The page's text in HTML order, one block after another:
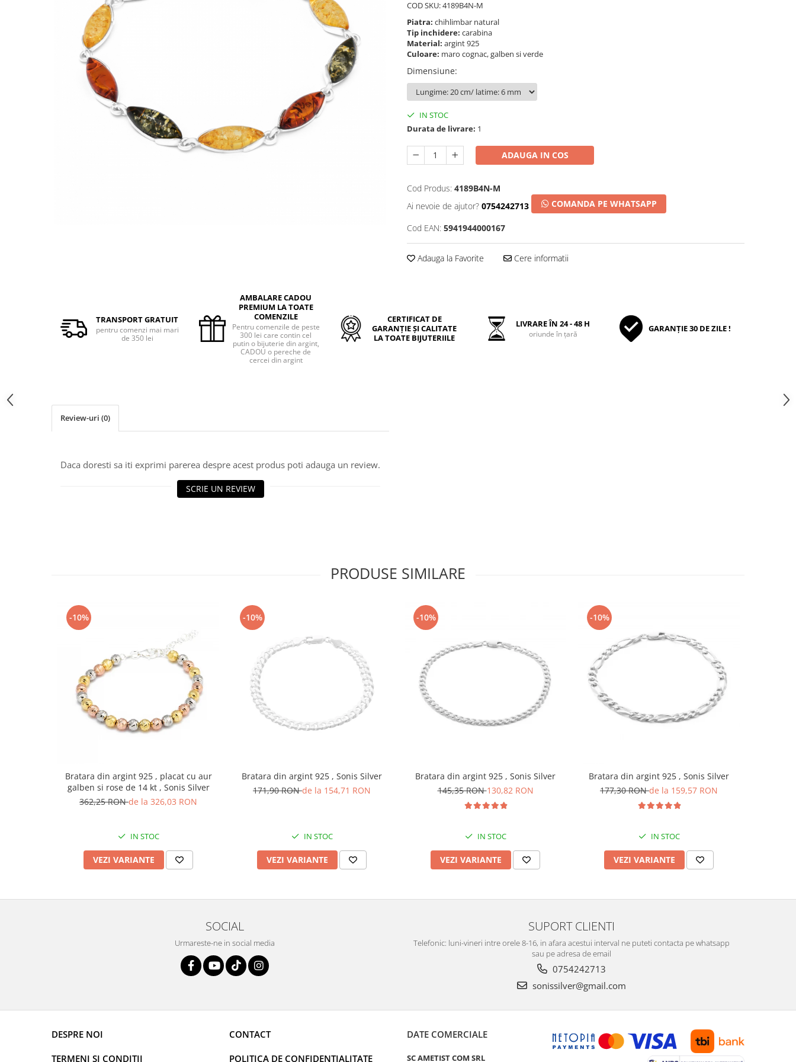
BRATARI PENTRU PICIOR
BRATARA TIP ROZARIU
LANTURI TIP ROZARIU
COD SKU: 4189B4N-M
Piatra: chihlimbar natural
Tip inchidere: carabina
Material: argint 925
Culoare: maro cognac, galben si verde
Dimensiune:
IN STOC
Durata de livrare: 1
ADAUGA IN COS
Cod Produs: 4189B4N-M
Ai nevoie de ajutor? 0754242713 COMANDA PE WHATSAPP
Cod EAN: 5941944000167
Adauga la Favorite Cere informatii
TRANSPORT GRATUIT
pentru comenzi mai mari
de 350 lei
AMBALARE CADOU
PREMIUM LA TOATE
COMENZILE
Pentru comenzile de peste
300 lei care contin cel
putin o bijuterie din argint,
CADOU o pereche de
cercei din argint
CERTIFICAT DE
GARANȚIE ȘI CALITATE
LA TOATE BIJUTERIILE
LIVRARE ÎN 24 - 48 H
oriunde în țară GARANȚIE 30 DE ZILE !
Review-uri (0)
Daca doresti sa iti exprimi parerea despre acest produs poti adauga un review.
SCRIE UN REVIEW
PRODUSE SIMILARE
-10%
Bratara din argint 925 , placat cu aur
galben si rose de 14 kt , Sonis Silver
362,25 RONde la 326,03 RON
IN STOC
VEZI VARIANTE
-10%
Bratara din argint 925 , Sonis Silver
171,90 RONde la 154,71 RON
IN STOC
VEZI VARIANTE
-10%
Bratara din argint 925 , Sonis Silver
145,35 RON130,82 RON
IN STOC
VEZI VARIANTE
-10%
Bratara din argint 925 , Sonis Silver
177,30 RONde la 159,57 RON
IN STOC
VEZI VARIANTE
SOCIAL
Urmareste-ne in social media
SUPORT CLIENTI
Telefonic: luni-vineri intre orele 8-16, in afara acestui interval ne puteti contacta pe whatsapp
sau pe adresa de email
0754242713
sonissilver@gmail.com
DESPRE NOI
TERMENI SI CONDITII
CONTACT
POLITICA DE CONFIDENTIALITATE
DATE COMERCIALE
SC AMETIST COM SRL